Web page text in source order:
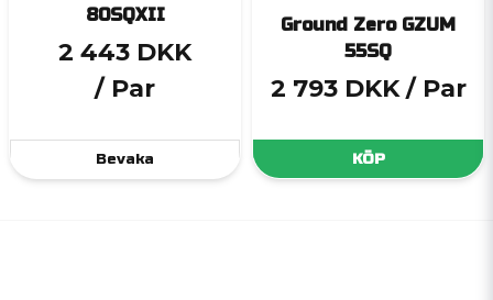
80SQXII
2 443 DKK
/ Par
Bevaka
Ground Zero GZUM
55SQ
2 793 DKK / Par
KÖP